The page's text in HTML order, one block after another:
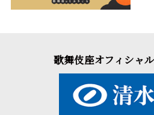
歌舞伎座オフィシャ